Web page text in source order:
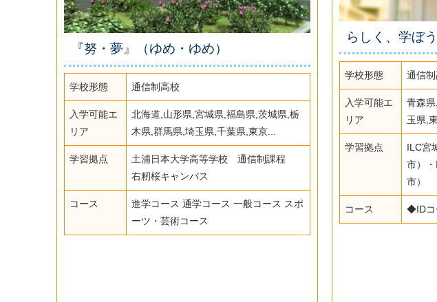
『努・夢』（ゆめ・ゆめ）
学校形態 通信制高校
入学可能エ
リア
北海道,山形県,宮城県,福島県,茨城県,栃
木県,群馬県,埼玉県,千葉県,東京...
学習拠点
土浦日本大学高等学校 通信制課程
右籾桜キャンパス
コース
進学コース 通学コース 一般コース スポ
ーツ・芸術コース
らしく、学ぼう
学校形態 通信
入学可能エ
リア
青森
玉県,
学習拠点
ILC宮
市）
市
コース ◆IDコ